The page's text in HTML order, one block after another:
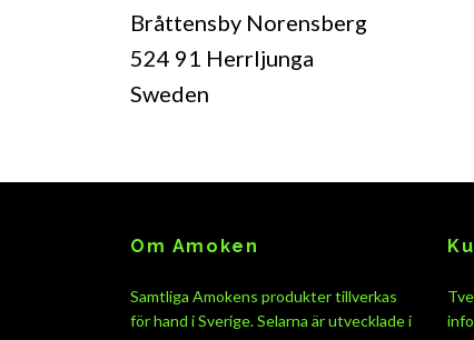
Bråttensby Norensberg
524 91 Herrljunga
Sweden
Om Amoken
Samtliga Amokens produkter tillverkas
för hand i Sverige. Selarna är utvecklade i